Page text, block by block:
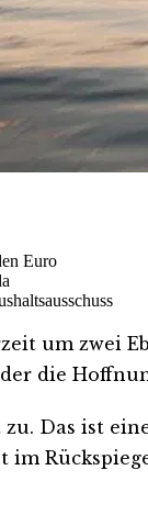
Euro
um zwei
die
Das ist